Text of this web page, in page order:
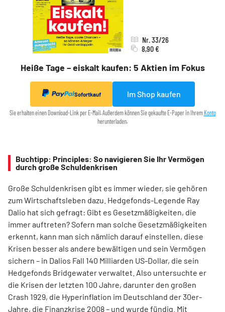
Heiße Tage – eiskalt kaufen: 5 Aktien im Fokus
Nr. 33/26
8,90 €
Sofortkauf Im Shop kaufen
Sie erhalten einen Download-Link per E-Mail. Außerdem können Sie gekaufte E-Paper in Ihrem Konto
herunterladen.
Buchtipp: Principles: So navigieren Sie Ihr Vermögen
durch große Schuldenkrisen
Große Schuldenkrisen gibt es immer wieder, sie gehören
zum Wirtschaftsleben dazu. Hedgefonds-Legende Ray
Dalio hat sich gefragt: Gibt es Gesetzmäßigkeiten, die
immer auftreten? Sofern man solche Gesetzmäßigkeiten
erkennt, kann man sich nämlich darauf einstellen, diese
Krisen besser als andere bewältigen und sein Vermögen
sichern – in Dalios Fall 140 Milliarden US-Dollar, die sein
Hedgefonds Bridgewater verwaltet. Also untersuchte er
die Krisen der letzten 100 Jahre, darunter den großen
Crash 1929, die Hyperinflation im Deutschland der 30er-
Jahre, die Finanzkrise 2008 – und wurde fündig. Mit